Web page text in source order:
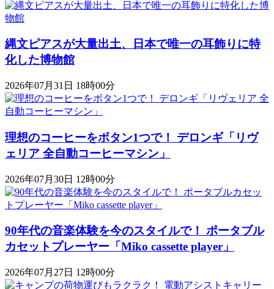
縄文ピアスが大量出土、日本で唯一の耳飾りに特
化した博物館
2026年07月31日 18時00分
理想のコーヒーをボタン1つで！ デロンギ「リヴ
ェリア 全自動コーヒーマシン」
2026年07月30日 12時00分
90年代の音楽体験を今のスタイルで！ ポータブル
カセットプレーヤー「Miko cassette player」
2026年07月27日 12時00分